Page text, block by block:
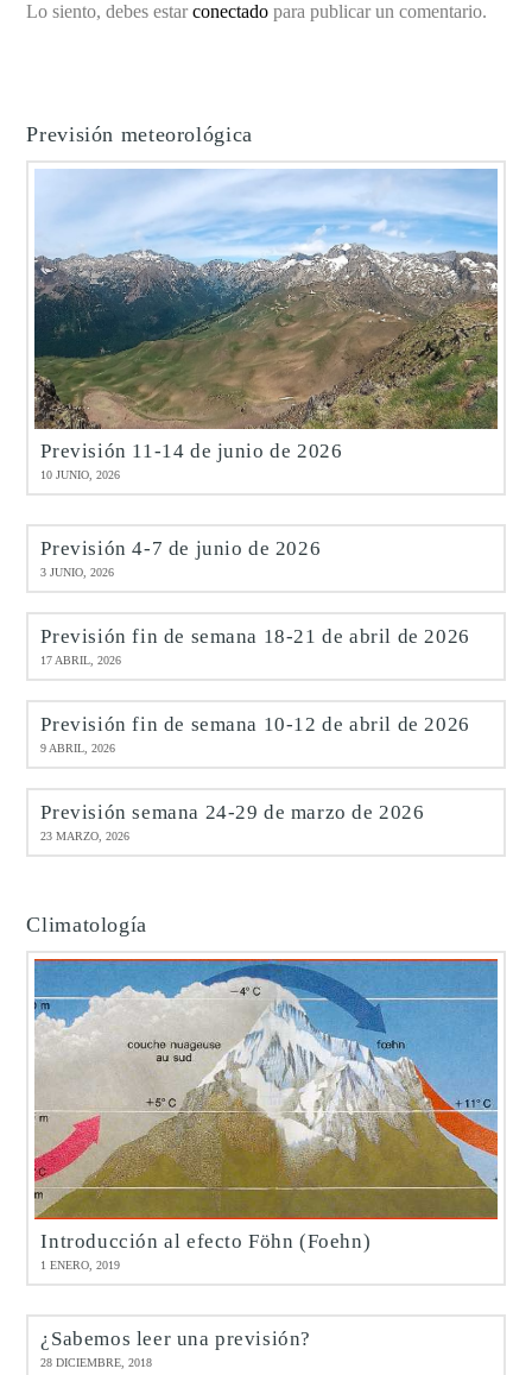
Lo siento, debes estarconectado para publicar un comentario.
Previsión meteorológica
Previsión 11-14 de junio de 2026
10 JUNIO, 2026
Previsión 4-7 de junio de 2026
3 JUNIO, 2026
Previsión fin de semana 18-21 de abril de 2026
17 ABRIL, 2026
Previsión fin de semana 10-12 de abril de 2026
9 ABRIL, 2026
Previsión semana 24-29 de marzo de 2026
23 MARZO, 2026
Climatología
Introducción al efecto Föhn (Foehn)
1 ENERO, 2019
¿Sabemos leer una previsión?
28 DICIEMBRE, 2018